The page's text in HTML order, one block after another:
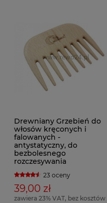
Drewniany Grzebień do
włosów kręconych i
falowanych -
antystatyczny, do
bezbolesnego
rozczesywania
23 oceny
39,00 zł
zawiera 23% VAT, bez kosztów